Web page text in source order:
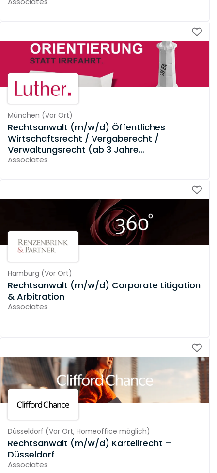
Berufserfahrung)
München (Vor Ort)
Rechtsanwalt (m/w/d) Öffentliches
Wirtschaftsrecht / Vergaberecht /
Verwaltungsrecht (ab 3 Jahre
Berufserfahrung)
Associates
Hamburg (Vor Ort)
Rechtsanwalt (m/w/d) Corporate Litigation
& Arbitration
Associates
Düsseldorf (Vor Ort, Homeoffice möglich)
Rechtsanwalt (m/w/d) Kartellrecht –
Düsseldorf
Associates